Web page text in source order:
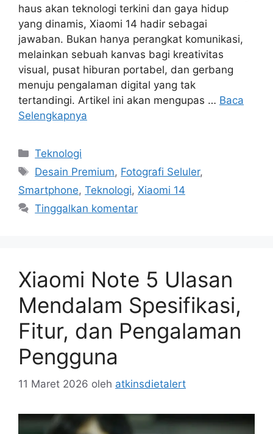
haus akan teknologi terkini dan gaya hidup
yang dinamis, Xiaomi 14 hadir sebagai
jawaban. Bukan hanya perangkat komunikasi,
melainkan sebuah kanvas bagi kreativitas
visual, pusat hiburan portabel, dan gerbang
menuju pengalaman digital yang tak
tertandingi. Artikel ini akan mengupas … Baca
Selengkapnya
Kategori
Teknologi
Tag
Desain Premium, Fotografi Seluler,
Smartphone, Teknologi, Xiaomi 14
Tinggalkan komentar
Xiaomi Note 5 Ulasan
Mendalam Spesifikasi,
Fitur, dan Pengalaman
Pengguna
11 Maret 2026 oleh atkinsdietalert